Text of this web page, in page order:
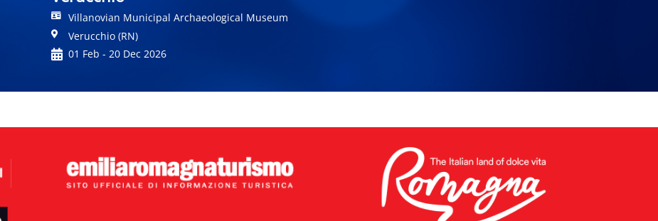
Villanovian Municipal Archaeological Museum
Verucchio (RN)
01 Feb - 20 Dec 2026